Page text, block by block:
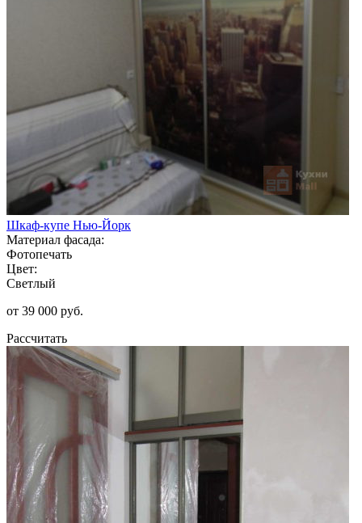
Шкаф-купе Нью-Йорк
Материал фасада:
Фотопечать
Цвет:
Светлый
от 39 000 руб.
Рассчитать